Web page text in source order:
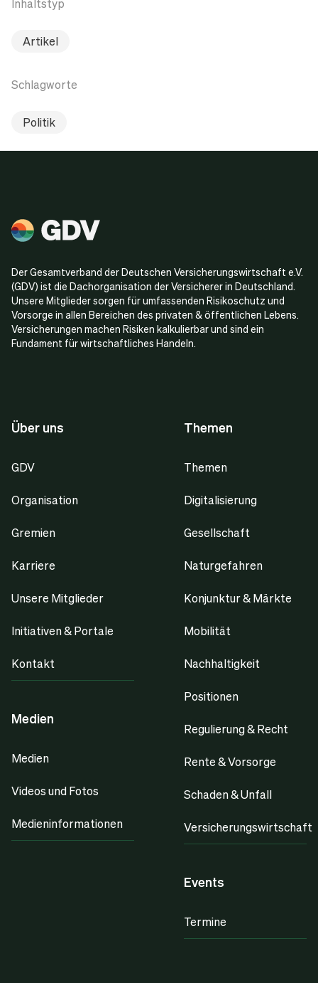
Inhaltstyp
Artikel
Schlagworte
Politik
Der Gesamtverband der Deutschen Versicherungswirtschaft e.V.
(GDV) ist die Dachorganisation der Versicherer in Deutschland.
Unsere Mitglieder sorgen für umfassenden Risikoschutz und
Vorsorge in allen Bereichen des privaten & öffentlichen Lebens.
Versicherungen machen Risiken kalkulierbar und sind ein
Fundament für wirtschaftliches Handeln.
Über uns
GDV
Organisation
Gremien
Karriere
Unsere Mitglieder
Initiativen & Portale
Kontakt
Medien
Medien
Videos und Fotos
Medieninformationen
Themen
Themen
Digitalisierung
Gesellschaft
Naturgefahren
Konjunktur & Märkte
Mobilität
Nachhaltigkeit
Positionen
Regulierung & Recht
Rente & Vorsorge
Schaden & Unfall
Versicherungswirtschaft
Events
Termine